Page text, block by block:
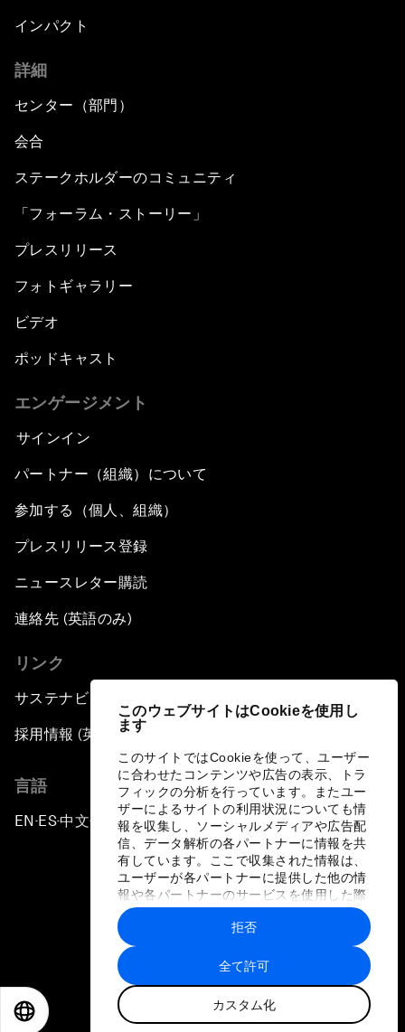
このウェブサイトはCookieを使用し
ます
このサイトではCookieを使って、ユーザー
に合わせたコンテンツや広告の表示、トラ
フィックの分析を行っています。またユー
ザーによるサイトの利用状況についても情
報を収集し、ソーシャルメディアや広告配
信、データ解析の各パートナーに情報を共
有しています。ここで収集された情報は、
ユーザーが各パートナーに提供した他の情
報や各パートナーのサービスを使用した際
に収集された情報と組み合わされ、各パー
トナーによって使用されることがありま
す。
全て許可
カスタム化
拒否
インパクト
詳細
センター（部門）
会合
ステークホルダーのコミュニティ
「フォーラム・ストーリー」
プレスリリース
フォトギャラリー
ビデオ
ポッドキャスト
エンゲージメント
サインイン
パートナー（組織）について
参加する（個人、組織）
プレスリリース登録
ニュースレター購読
連絡先 (英語のみ)
リンク
サステナビリティへの取り組み
採用情報 (英語のみ)
言語
EN ▪ES▪中文▪ 日本語
プライバシーポリシーと利用規約
サイトマップ
©
世界経済フォーラム